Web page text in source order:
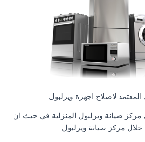
المعتمد لاصلاح اجهزة ويرلبول
مركز صيانة ويرلبول المنزلية في حيث ان
مركز صيانة ويرلبول